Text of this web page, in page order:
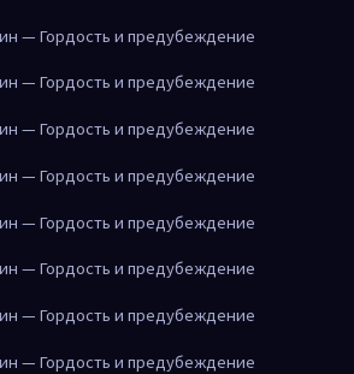
— Гордость и предубеждение
— Гордость и предубеждение
— Гордость и предубеждение
— Гордость и предубеждение
— Гордость и предубеждение
— Гордость и предубеждение
— Гордость и предубеждение
— Гордость и предубеждение